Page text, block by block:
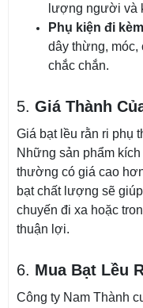
lượng người và
Phụ kiện đi kèm
dây thừng,
chắc chắn.
5. Giá Thành
Giá bạt lều rằn ri phụ
Những sản phẩm
thường có giá cao
bạt chất lượng sẽ
chuyến đi xa hoặc
thuận lợi.
6. Mua Bạt Lều
Công ty Nam Thành